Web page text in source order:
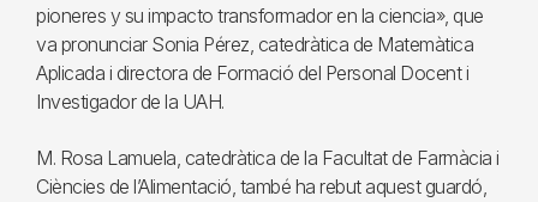
pioneres y su impacto transformador en la ciencia», que
va pronunciar Sonia Pérez, catedràtica de Matemàtica
Aplicada i directora de Formació del Personal Docent i
Investigador de la UAH.
M. Rosa Lamuela, catedràtica de la Facultat de Farmàcia i
Ciències de l’Alimentació, també ha rebut aquest guardó,